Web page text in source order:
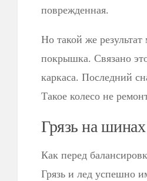
поврежденная.
Но такой же
покрышка. Связано
каркаса. Последний
Такое колесо не
Грязь на
Как перед
Грязь и лед успешно